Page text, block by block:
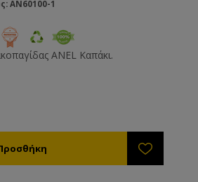
AN60100-1
ANEL Καπάκι.